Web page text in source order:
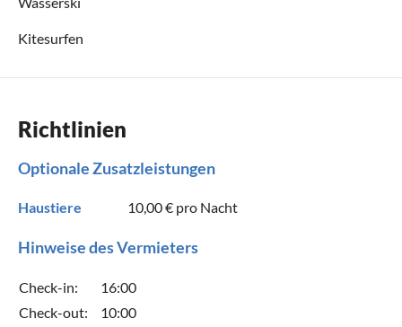
Kitesurfen
Richtlinien
Optionale Zusatzleistungen
Haustiere 10,00 € pro Nacht
Hinweise des Vermieters
Check-in:
16:00
Check-out:
10:00